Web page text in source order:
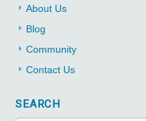
About Us
Blog
Community
Contact Us
SEARCH